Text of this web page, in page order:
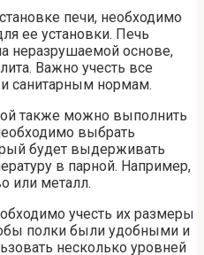
печи, необходимо
ее установки. Печь
неразрушаемой основе,
Важно учесть все
и санитарным нормам.
также можно выполнить
выбрать
будет выдерживать
в парной. Например,
или металл.
учесть их размеры
полки были удобными и
несколько уровней